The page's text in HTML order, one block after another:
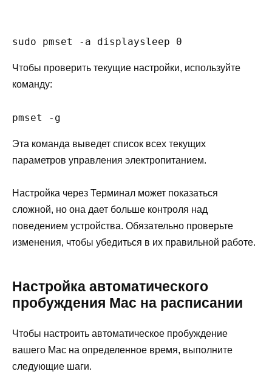
sudo pmset -a displaysleep 0
Чтобы проверить текущие настройки, используйте
команду:
pmset -g
Эта команда выведет список всех текущих
параметров управления электропитанием.
Настройка через Терминал может показаться
сложной, но она дает больше контроля над
поведением устройства. Обязательно проверьте
изменения, чтобы убедиться в их правильной работе.
Настройка автоматического
пробуждения Mac на расписании
Чтобы настроить автоматическое пробуждение
вашего Mac на определенное время, выполните
следующие шаги.